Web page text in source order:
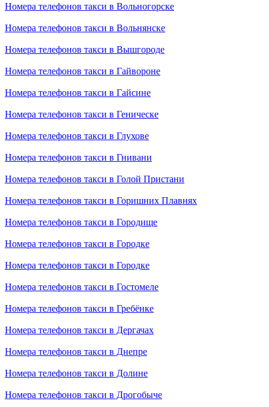
Номера телефонов такси в Вольногорске
Номера телефонов такси в Вольнянске
Номера телефонов такси в Вышгороде
Номера телефонов такси в Гайвороне
Номера телефонов такси в Гайсине
Номера телефонов такси в Геническе
Номера телефонов такси в Глухове
Номера телефонов такси в Гнивани
Номера телефонов такси в Голой Пристани
Номера телефонов такси в Горишних Плавнях
Номера телефонов такси в Городище
Номера телефонов такси в Городке
Номера телефонов такси в Городке
Номера телефонов такси в Гостомеле
Номера телефонов такси в Гребёнке
Номера телефонов такси в Дергачах
Номера телефонов такси в Днепре
Номера телефонов такси в Долине
Номера телефонов такси в Дрогобыче